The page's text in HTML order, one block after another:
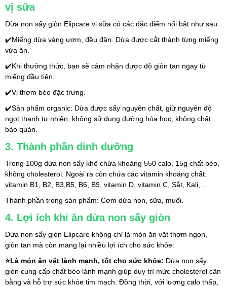
vị sữa
Dừa non sấy giòn Elipcare vị sữa có các đặc điểm nổi bật như sau:
✔️Miếng dừa vàng ươm, đều đặn. Dừa được cắt thành từng miếng
vừa ăn.
✔️Khi thưởng thức, bạn sẽ cảm nhận được độ giòn tan ngay từ
miếng đầu tiên.
✔️Vị thơm béo đặc trưng.
✔️Sản phẩm organic: Dừa được sấy nguyên chất, giữ nguyên độ
ngọt thanh tự nhiên, không sử dụng đường hóa học, không chất
bảo quản.
3. Thành phần dinh dưỡng
Trong 100g dừa non sấy khô chứa khoảng 550 calo, 15g chất béo,
không cholesterol. Ngoài ra còn chứa các vitamin khoáng chất:
vitamin B1, B2, B3,B5, B6, B9, vitamin D, vitamin C, Sắt, Kali,...
Thành phần trong sản phẩm: Cơm dừa non, sữa, muối.
4. Lợi ích khi ăn dừa non sấy giòn
Dừa non sấy giòn Elipcare không chỉ là món ăn vặt thơm ngon,
giòn tan mà còn mang lại nhiều lợi ích cho sức khỏe:
⭐Là món ăn vặt lành mạnh, tốt cho sức khỏe: Dừa non sấy
giòn cung cấp chất béo lành mạnh giúp duy trì mức cholesterol cân
bằng và hỗ trợ sức khỏe tim mạch. Đồng thời, với lượng calo thấp,